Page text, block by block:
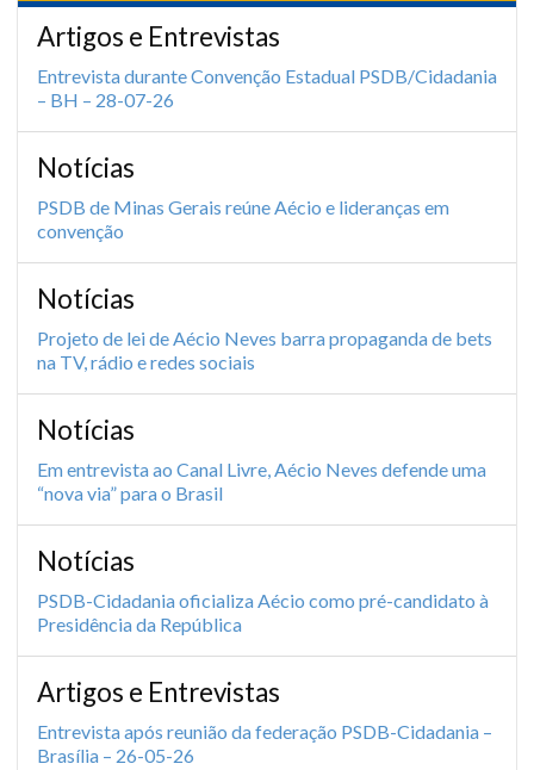
Artigos e Entrevistas
Entrevista durante Convenção Estadual PSDB/Cidadania
– BH – 28-07-26
Notícias
PSDB de Minas Gerais reúne Aécio e lideranças em
convenção
Notícias
Projeto de lei de Aécio Neves barra propaganda de bets
na TV, rádio e redes sociais
Notícias
Em entrevista ao Canal Livre, Aécio Neves defende uma
“nova via” para o Brasil
Notícias
PSDB-Cidadania oficializa Aécio como pré-candidato à
Presidência da República
Artigos e Entrevistas
Entrevista após reunião da federação PSDB-Cidadania –
Brasília – 26-05-26